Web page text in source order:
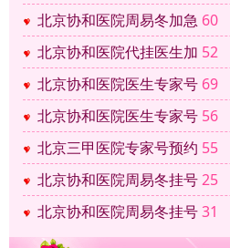
北京协和医院周易冬加急 60
北京协和医院代挂医生加 52
北京协和医院医生专家号 69
北京协和医院医生专家号 56
北京三甲医院专家号预约 55
北京协和医院周易冬挂号25
北京协和医院周易冬挂号31